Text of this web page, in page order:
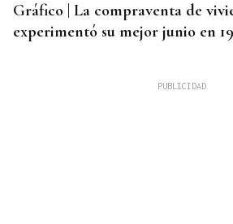
Gráfico | La compraventa de
experimentó su mejor junio en